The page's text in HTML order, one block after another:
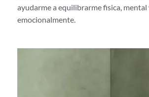
ayudarme a equilibrarme fisica, mental
emocionalmente.